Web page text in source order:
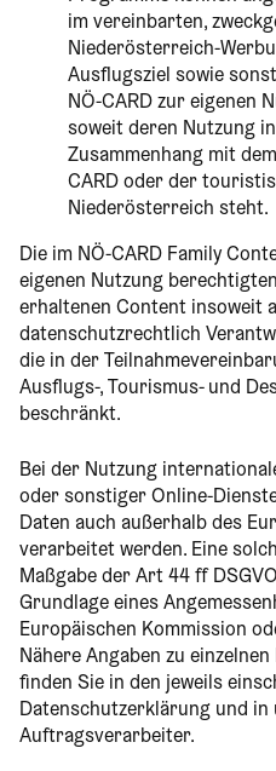
im vereinbarten,
Niederösterreich-
Ausflugsziel sowie
NÖ-CARD zur eigenen
soweit deren Nutzung
Zusammenhang mit
CARD oder der
Niederösterreich steht.
Die im NÖ-CARD Family
eigenen Nutzung
erhaltenen Content insoweit
datenschutzrechtlich
die in der
Ausflugs-, Tourismus- und
beschränkt.
Bei der Nutzung
oder sonstiger Online-
Daten auch außerhalb des
verarbeitet werden. Eine
Maßgabe der Art 44 ff
Grundlage eines
Europäischen Kommission
Nähere Angaben zu
finden Sie in den jeweils
Datenschutzerklärung und
Auftragsverarbeiter.